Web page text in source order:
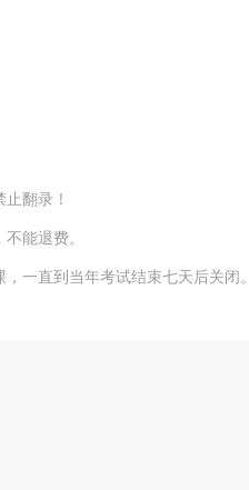
翻录！
能退费。
一直到当年考试结束七天后关闭。